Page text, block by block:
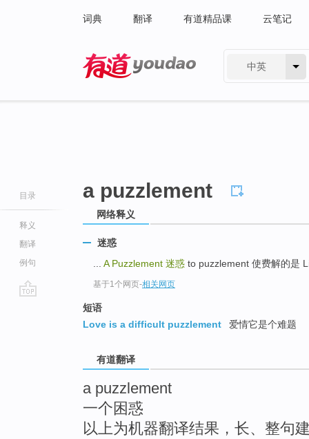
词典 翻译 有道精品课 云笔记
中英
目录
释义
翻译
例句
a puzzlement
网络释义
迷惑
A Puzzlement 迷惑 to puzzlement 使费解的是
基于1个网页-相关网页
短语
Love is a difficult puzzlement
爱情它是个难题
有道翻译
a puzzlement
一个困惑
以上为机器翻译结果，长、整句